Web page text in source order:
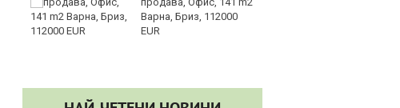
Варна, Бриз, 112000
EUR